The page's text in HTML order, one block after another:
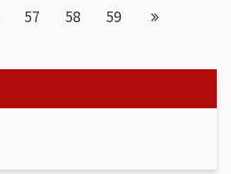
57 58 59